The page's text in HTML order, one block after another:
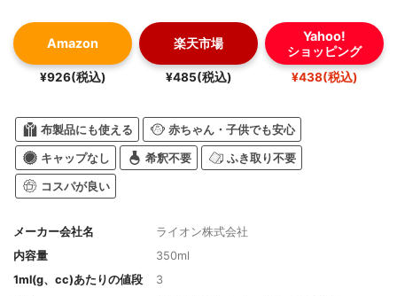
Amazon
¥926(税込)
楽天市場
¥485(税込)
Yahoo!
ショッピング
¥438(税込)
布製品にも使える 赤ちゃん・子供でも安心
キャップなし 希釈不要 ふき取り不要
コスパが良い
メーカー会社名
ライオン株式会社
内容量
350ml
1ml(g、cc)あたりの値段
3